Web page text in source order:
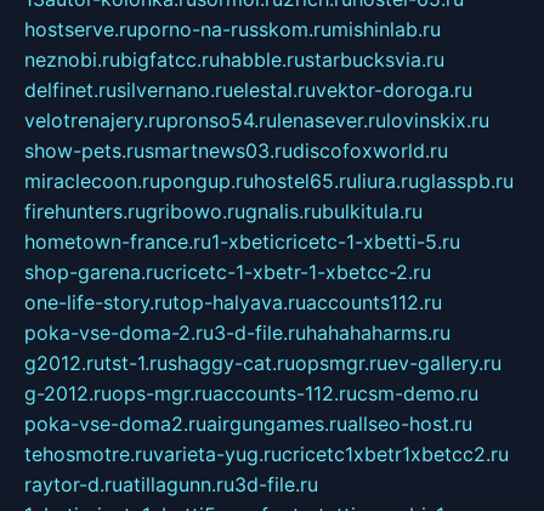
hostserve.ruporno-na-russkom.rumishinlab.ru
neznobi.rubigfatcc.ruhabble.rustarbucksvia.ru
delfinet.rusilvernano.ruelestal.ruvektor-doroga.ru
velotrenajery.rupronso54.rulenasever.rulovinskix.ru
show-pets.rusmartnews03.rudiscofoxworld.ru
miraclecoon.rupongup.ruhostel65.ruliura.ruglasspb.ru
firehunters.rugribowo.rugnalis.rubulkitula.ru
hometown-france.ru1-xbeticricetc-1-xbetti-5.ru
shop-garena.rucricetc-1-xbetr-1-xbetcc-2.ru
one-life-story.rutop-halyava.ruaccounts112.ru
poka-vse-doma-2.ru3-d-file.ruhahahaharms.ru
g2012.rutst-1.rushaggy-cat.ruopsmgr.ruev-gallery.ru
g-2012.ruops-mgr.ruaccounts-112.rucsm-demo.ru
poka-vse-doma2.ruairgungames.ruallseo-host.ru
tehosmotre.ruvarieta-yug.rucricetc1xbetr1xbetcc2.ru
raytor-d.ruatillagunn.ru3d-file.ru